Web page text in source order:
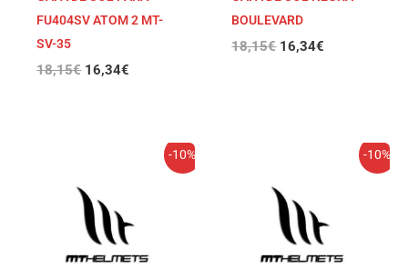
FU404SV ATOM 2 MT-
SV-35
18,15€ 16,34€
BOULEVARD
18,15€ 16,34€
-10%
era:
18,15€.
precio
16,34€.
-10%
era:
18,15€.
precio
16,34€.